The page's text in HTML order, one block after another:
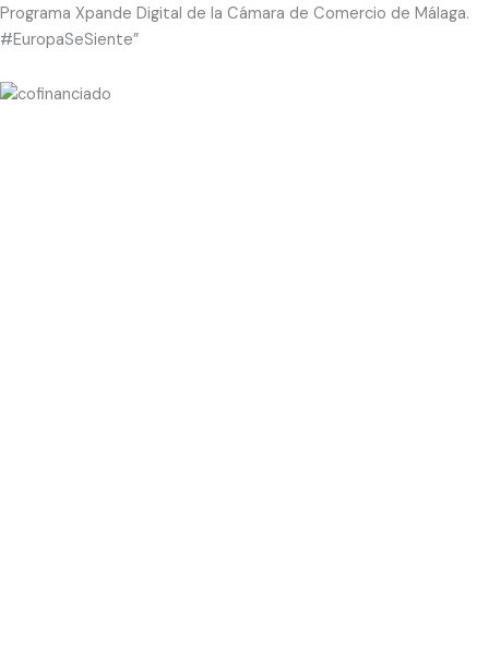
Programa Xpande Digital de la Cámara de Comercio de Málaga.
#EuropaSeSiente”